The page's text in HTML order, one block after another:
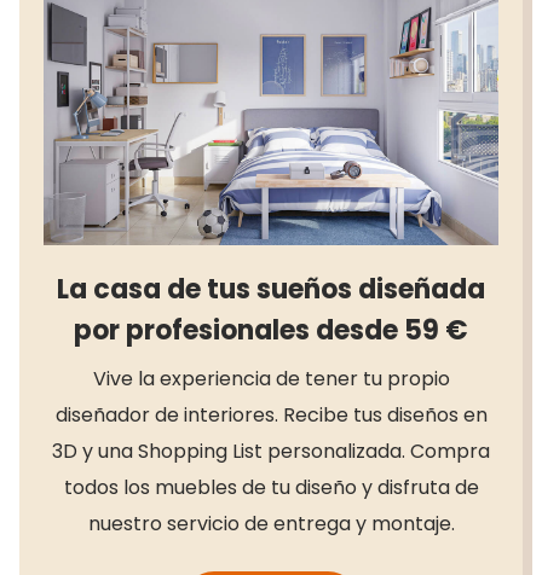
La casa de tus sueños diseñada
por profesionales desde 59 €
Vive la experiencia de tener tu propio
diseñador de interiores. Recibe tus diseños en
3D y una Shopping List personalizada. Compra
todos los muebles de tu diseño y disfruta de
nuestro servicio de entrega y montaje.